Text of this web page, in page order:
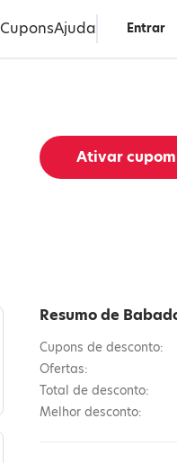
CuponsAjuda Entrar
Ativar
Resumo de
Cupons de desconto:
Ofertas:
Total de desconto:
Melhor desconto: